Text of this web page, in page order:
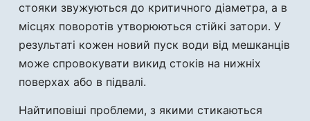
стояки звужуються до критичного діаметра, а в
місцях поворотів утворюються стійкі затори. У
результаті кожен новий пуск води від мешканців
може спровокувати викид стоків на нижніх
поверхах або в підвалі.
Найтиповіші проблеми, з якими стикаються